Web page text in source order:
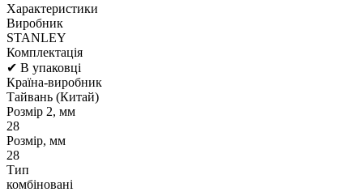
Характеристики
Виробник
STANLEY
Комплектація
✔ В упаковці
Країна-виробник
Тайвань (Китай)
Розмір 2, мм
28
Розмір, мм
28
Тип
комбіновані